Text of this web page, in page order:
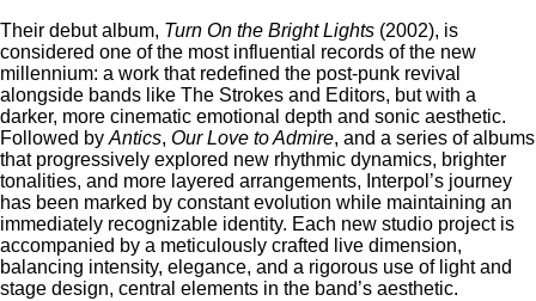
Their debut album, Turn On the Bright Lights (2002), is
considered one of the most influential records of the new
millennium: a work that redefined the post-punk revival
alongside bands like The Strokes and Editors, but with a
darker, more cinematic emotional depth and sonic aesthetic.
Followed byAntics, Our Love to Admire, and a series of albums
that progressively explored new rhythmic dynamics, brighter
tonalities, and more layered arrangements, Interpol’s journey
has been marked by constant evolution while maintaining an
immediately recognizable identity. Each new studio project is
accompanied by a meticulously crafted live dimension,
balancing intensity, elegance, and a rigorous use of light and
stage design, central elements in the band’s aesthetic.